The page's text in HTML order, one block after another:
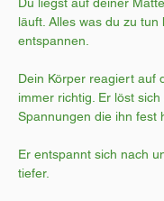
läuft. Alles was du zu tun
entspannen.
Dein Körper reagiert auf
immer richtig. Er löst
Spannungen die ihn fest
Er entspannt sich nach
tiefer.